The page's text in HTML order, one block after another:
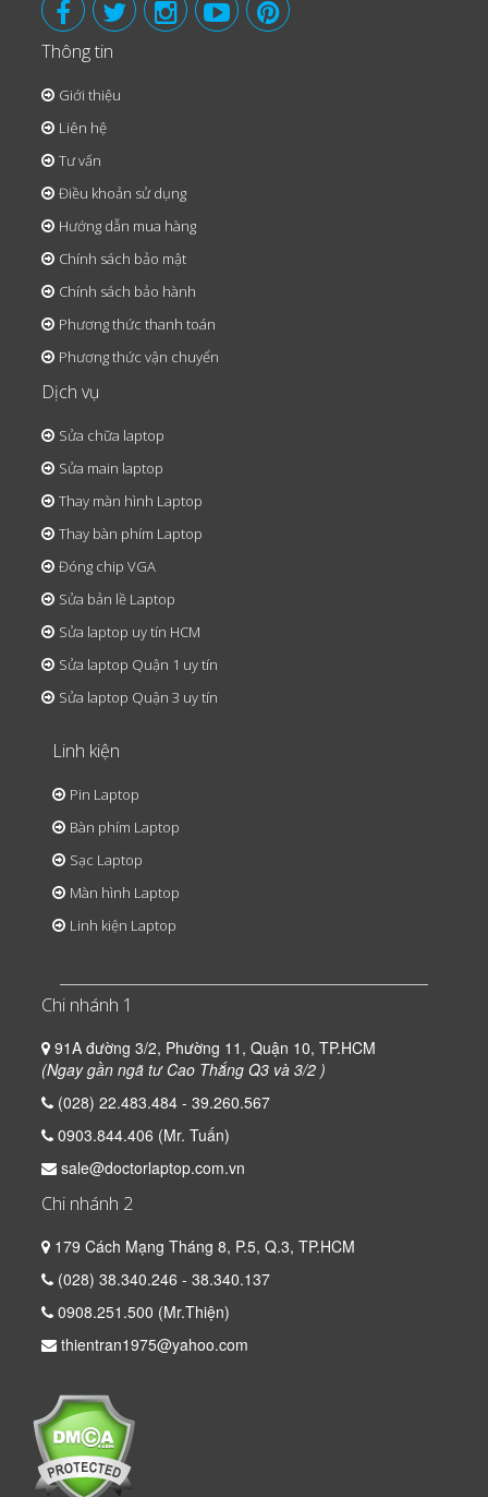
Thông tin
Giới thiệu
Liên hệ
Tư vấn
Điều khoản sử dụng
Hướng dẫn mua hàng
Chính sách bảo mật
Chính sách bảo hành
Phương thức thanh toán
Phương thức vận chuyển
Dịch vụ
Sửa chữa laptop
Sửa main laptop
Thay màn hình Laptop
Thay bàn phím Laptop
Đóng chip VGA
Sửa bản lề Laptop
Sửa laptop uy tín HCM
Sửa laptop Quận 1 uy tín
Sửa laptop Quận 3 uy tín
Linh kiện
Pin Laptop
Bàn phím Laptop
Sạc Laptop
Màn hình Laptop
Linh kiện Laptop
Chi nhánh 1
91A đường 3/2, Phường 11, Quận 10, TP.HCM
(Ngay gần ngã tư Cao Thắng Q3 và 3/2 )
(028) 22.483.484 - 39.260.567
0903.844.406 (Mr. Tuấn)
sale@doctorlaptop.com.vn
Chi nhánh 2
179 Cách Mạng Tháng 8, P.5, Q.3, TP.HCM
(028) 38.340.246 - 38.340.137
0908.251.500 (Mr.Thiện)
thientran1975@yahoo.com